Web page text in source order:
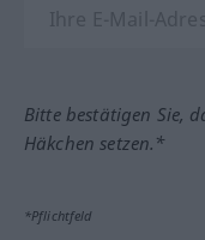
Bitte bestätigen Sie,
Häkchen setzen.*
*Pflichtfeld